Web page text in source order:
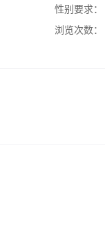
性别要求：
浏览次数：